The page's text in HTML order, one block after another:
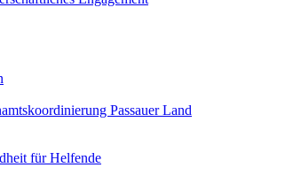
Passauer Land
für Helfende